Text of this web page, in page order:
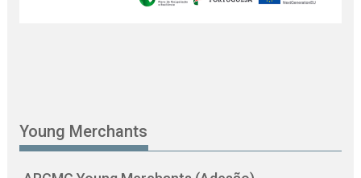
Young Merchants